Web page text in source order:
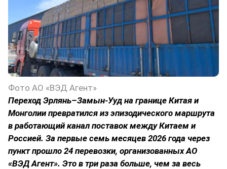
Фото АО «ВЭД Агент»
Переход Эрлянь–Замын-Ууд на границе Китая и
Монголии превратился из эпизодического маршрута
в работающий канал поставок между Китаем и
Россией. За первые семь месяцев 2026 года через
пункт прошло 24 перевозки, организованных АО
«ВЭД Агент». Это в три раза больше, чем за весь